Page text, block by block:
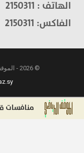
الهاتف : 2150311
الفاكس: 2150311
© 2026 - الموقف الرياضي. All Rights Reserved.
منافسات قوية